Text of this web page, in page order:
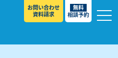
お問い合わせ
資料請求
無料
相談予約